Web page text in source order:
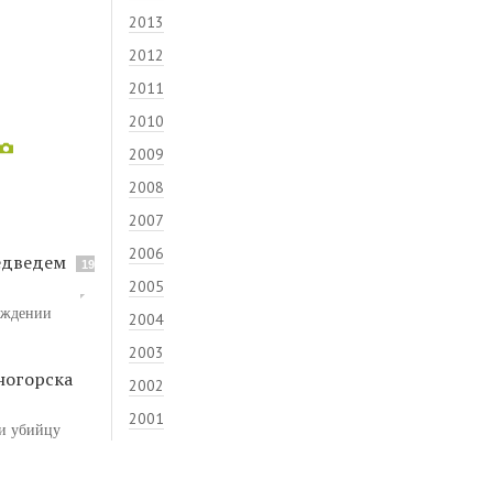
19
убийцу
2013
2012
2011
2010
2009
2008
2007
2006
2005
2004
2003
2002
2001